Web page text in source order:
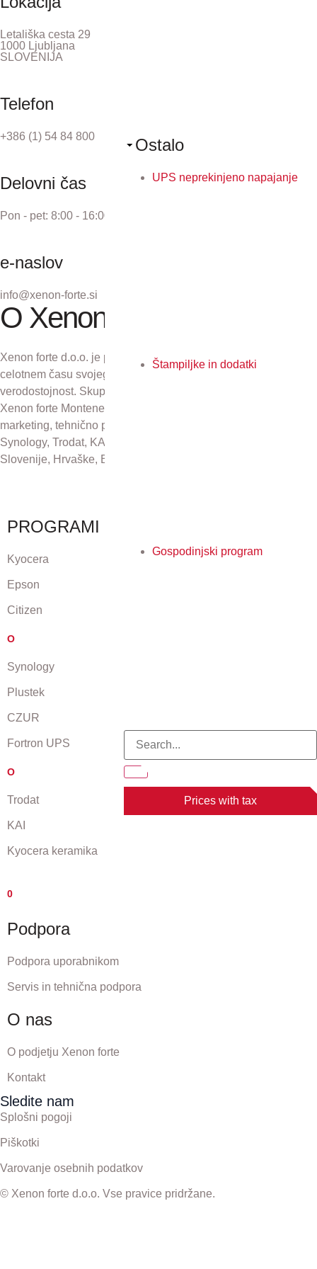
Ostalo
UPS neprekinjeno napajanje
Štampiljke in dodatki
Gospodinjski program
Prices with tax
Letališka cesta 29
1000 Ljubljana
SLOVENIJA
Telefon
+386 (1) 54 84 800
Delovni čas
Pon - pet: 8:00 - 16:00
e-naslov
info@xenon-forte.si
O Xenon forte
Xenon forte d.o.o. je podjetje z več kot 30-letno tradicijo. V
celotnem času svojega obstoja se zavzema za odličnost in
verodostojnost. Skupaj s podjetji Xenon forte Zagreb d.o.o.,
Xenon forte Montenegro in Xenon forte d.o.o., Sarajevo skrbi za
marketing, tehnično podporo in distribucijo izdelkov Kyocera,
Synology, Trodat, KAI, Plustek in CZUR na področju Republike
Slovenije, Hrvaške, Bosne in Hercegovine ter Črne gore.
PROGRAMI
Kyocera
Epson
Citizen
O
Synology
Plustek
CZUR
Fortron UPS
O
Trodat
KAI
Kyocera keramika
0
Podpora
Podpora uporabnikom
Servis in tehnična podpora
O nas
O podjetju Xenon forte
Kontakt
Sledite nam
Splošni pogoji
Piškotki
Varovanje osebnih podatkov
© Xenon forte d.o.o. Vse pravice pridržane.